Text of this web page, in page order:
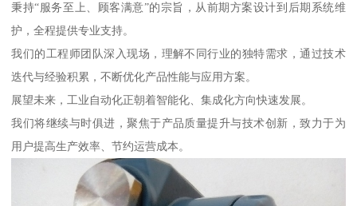
秉持“服务至上、顾客满意”的宗旨，从前期方案设计到后期系统维
护，全程提供专业支持。
我们的工程师团队深入现场，理解不同行业的独特需求，通过技术
迭代与经验积累，不断优化产品性能与应用方案。
展望未来，工业自动化正朝着智能化、集成化方向快速发展。
我们将继续与时俱进，聚焦于产品质量提升与技术创新，致力于为
用户提高生产效率、节约运营成本。